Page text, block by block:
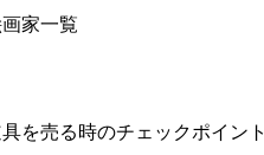
家一覧
を売る時のチェックポイント